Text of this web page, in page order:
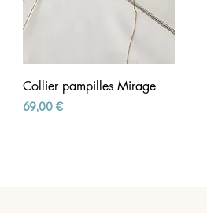
Collier pampilles Mirage
Prix
69,00 €